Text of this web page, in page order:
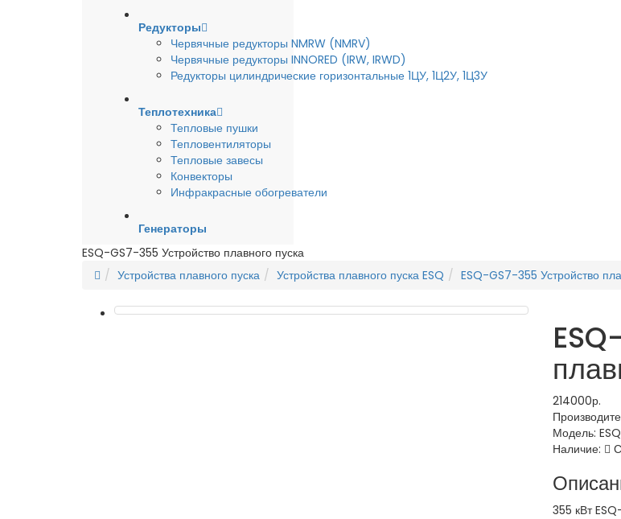
Редукторы
Червячные редукторы NMRW (NMRV)
Червячные редукторы INNORED (IRW, IRWD)
Редукторы цилиндрические горизонтальные 1ЦУ, 1Ц2У, 1Ц3У
Теплотехника
Тепловые пушки
Тепловентиляторы
Тепловые завесы
Конвекторы
Инфракрасные обогреватели
Генераторы
ESQ-GS7-355 Устройство плавного пуска
Устройства плавного пуска
Устройства плавного пуска ESQ ESQ-GS7-355 Устройство
214000р.
Модель:
Наличие:
355 кВт